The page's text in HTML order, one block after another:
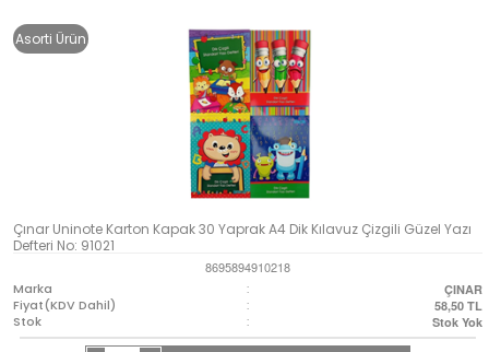
Asorti Ürün
Çınar Uninote Karton Kapak 30 Yaprak A4 Dik Kılavuz Çizgili Güzel Yazı
Defteri No: 91021
8695894910218
Marka
: ÇINAR
Fiyat(KDV Dahil) : 58,50 TL
Stok : Stok Yok